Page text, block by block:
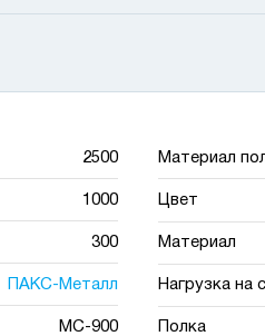
2500
1000
300
ПАКС-Металл
МС-900
Материал
Цвет
Материал
Нагрузка на
Полка